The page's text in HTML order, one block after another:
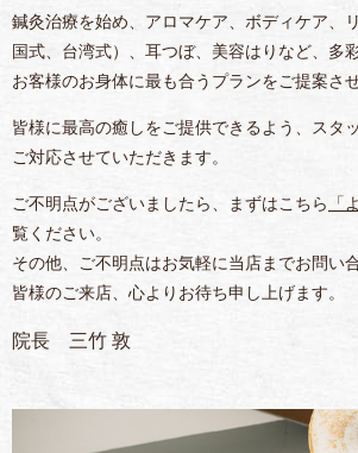
鍼灸治療を始め、アロマケア、ボディケア、
国式、台湾式）、耳つぼ、美容はりなど、多
お客様のお身体に最も合うプランをご提案さ
皆様に最高の癒しをご提供できるよう、スタ
ご対応させていただきます。
ご不明点がございましたら、まずはこちら 「
覧ください。
その他、ご不明点はお気軽に当店までお問い
皆様のご来店、心よりお待ち申し上げます。
院長 三竹 敦